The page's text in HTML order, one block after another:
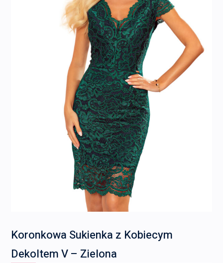
Koronkowa Sukienka z Kobiecym
Dekoltem V – Zielona